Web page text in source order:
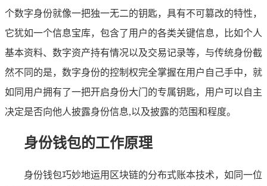
个数字身份就像一把独一无二的钥匙，具有不可篡改的特性，
它犹如一个信息宝库，包含了用户的各类关键信息，比如个人
基本资料、数字资产持有情况以及交易记录等，与传统身份截
然不同的是，数字身份的控制权完全掌握在用户自己手中，就
如同用户拥有了一把开启身份大门的专属钥匙，用户可以自主
决定是否向他人披露身份信息,以及披露的范围和程度。
身份钱包的工作原理
身份钱包巧妙地运用区块链的分布式账本技术，如同一位